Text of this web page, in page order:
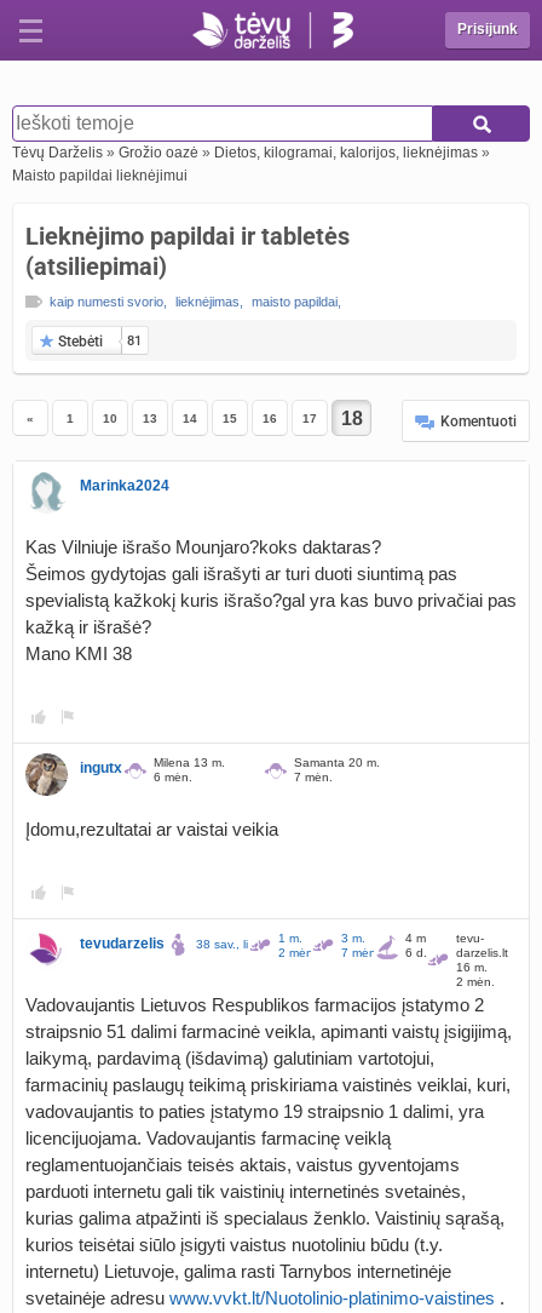
Prisijunk
Tėvų Darželis » Grožio oazė » Dietos, kilogramai, kalorijos, lieknėjimas »
Maisto papildai lieknėjimui
Lieknėjimo papildai ir tabletės
(atsiliepimai)
kaip numesti svorio lieknėjimas maisto papildai
Stebėti 81
« 1 10 13 14 15 16 17 Komentuoti
Marinka2024
Kas Vilniuje išrašo Mounjaro?koks daktaras?
Šeimos gydytojas gali išrašyti ar turi duoti siuntimą pas
spevialistą kažkokį kuris išrašo?gal yra kas buvo privačiai pas
kažką ir išrašė?
Mano KMI 38
ingutx
Milena 13 m.
6 mėn.
Samanta 20 m.
7 mėn.
Įdomu,rezultatai ar vaistai veikia
tevudarzelis 38 sav., liko 15 d.
1 m.
2 mėn.
3 m.
7 mėn.
4 m.
6 d.
tevu-
darzelis.lt
16 m.
2 mėn.
Vadovaujantis Lietuvos Respublikos farmacijos įstatymo 2
straipsnio 51 dalimi farmacinė veikla, apimanti vaistų įsigijimą,
laikymą, pardavimą (išdavimą) galutiniam vartotojui,
farmacinių paslaugų teikimą priskiriama vaistinės veiklai, kuri,
vadovaujantis to paties įstatymo 19 straipsnio 1 dalimi, yra
licencijuojama. Vadovaujantis farmacinę veiklą
reglamentuojančiais teisės aktais, vaistus gyventojams
parduoti internetu gali tik vaistinių internetinės svetainės,
kurias galima atpažinti iš specialaus ženklo. Vaistinių sąrašą,
kurios teisėtai siūlo įsigyti vaistus nuotoliniu būdu (t.y.
internetu) Lietuvoje, galima rasti Tarnybos internetinėje
svetainėje adresu www.vvkt.lt/Nuotolinio-platinimo-vaistines .